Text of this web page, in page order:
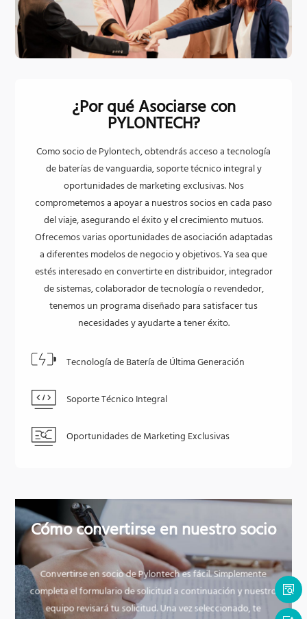
¿Por qué Asociarse con
PYLONTECH?
Como socio de Pylontech, obtendrás acceso a tecnología
de baterías de vanguardia, soporte técnico integral y
oportunidades de marketing exclusivas. Nos
comprometemos a apoyar a nuestros socios en cada paso
del viaje, asegurando el éxito y el crecimiento mutuos.
Ofrecemos varias oportunidades de asociación adaptadas
a diferentes modelos de negocio y objetivos. Ya sea que
estés interesado en convertirte en distribuidor, integrador
de sistemas, colaborador de tecnología o revendedor,
tenemos un programa diseñado para satisfacer tus
necesidades y ayudarte a tener éxito.
Tecnología de Batería de Última Generación
Soporte Técnico Integral
Oportunidades de Marketing Exclusivas
Cómo convertirse en nuestro socio
Convertirse en socio de Pylontech es fácil. Simplemente
completa el formulario de solicitud a continuación y nuestro
equipo revisará tu solicitud. Una vez seleccionado, te